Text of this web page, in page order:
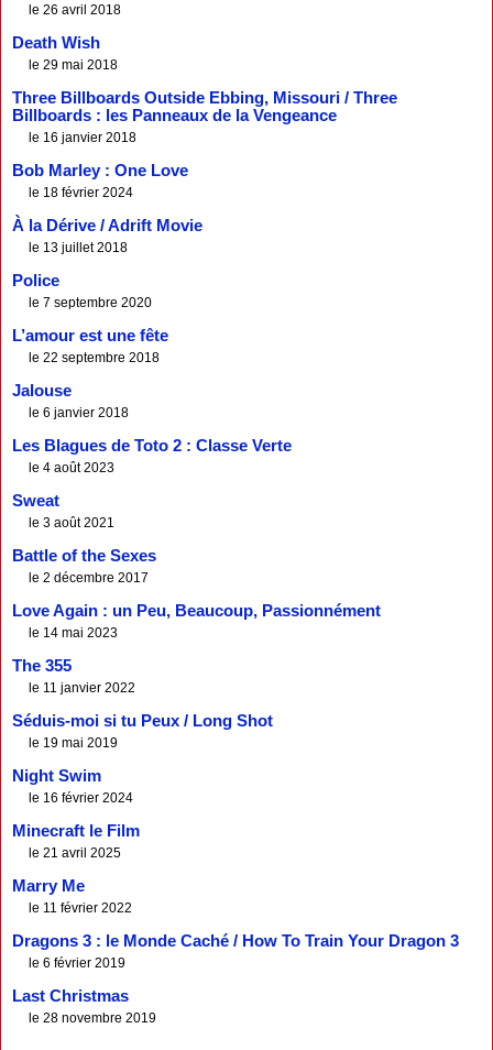
le 26 avril 2018
Death Wish
le 29 mai 2018
Three Billboards Outside Ebbing, Missouri / Three
Billboards : les Panneaux de la Vengeance
le 16 janvier 2018
Bob Marley : One Love
le 18 février 2024
À la Dérive / Adrift Movie
le 13 juillet 2018
Police
le 7 septembre 2020
L’amour est une fête
le 22 septembre 2018
Jalouse
le 6 janvier 2018
Les Blagues de Toto 2 : Classe Verte
le 4 août 2023
Sweat
le 3 août 2021
Battle of the Sexes
le 2 décembre 2017
Love Again : un Peu, Beaucoup, Passionnément
le 14 mai 2023
The 355
le 11 janvier 2022
Séduis-moi si tu Peux / Long Shot
le 19 mai 2019
Night Swim
le 16 février 2024
Minecraft le Film
le 21 avril 2025
Marry Me
le 11 février 2022
Dragons 3 : le Monde Caché / How To Train Your Dragon 3
le 6 février 2019
Last Christmas
le 28 novembre 2019